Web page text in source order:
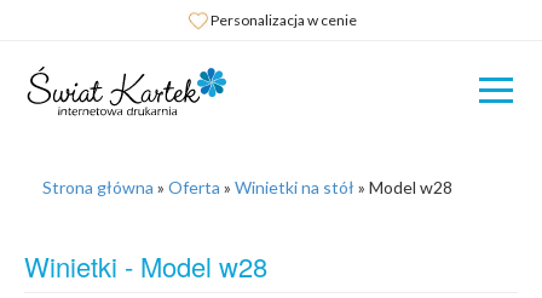
Personalizacja w cenie
Strona główna » Oferta » Winietki na stół » Model w28
Winietki - Model w28